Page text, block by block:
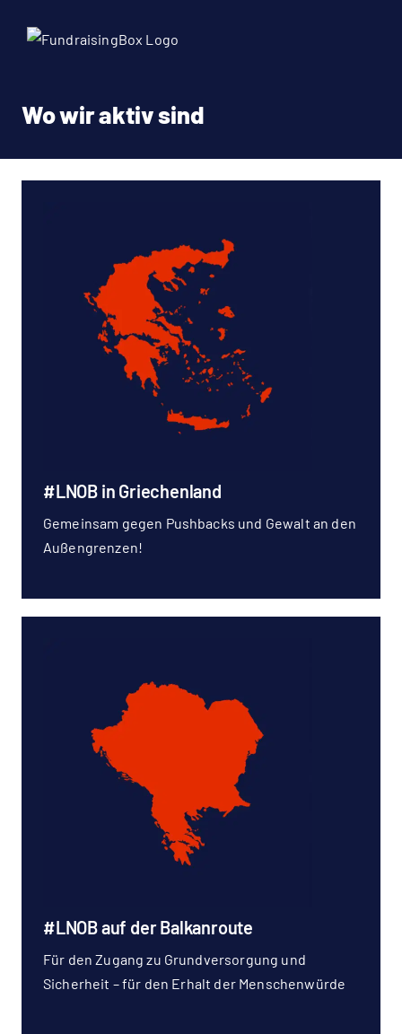
Wo wir aktiv sind
#LNOB in Griechenland
Gemeinsam gegen Pushbacks und Gewalt an den
Außengrenzen!
#LNOB auf der Balkanroute
Für den Zugang zu Grundversorgung und
Sicherheit – für den Erhalt der Menschenwürde